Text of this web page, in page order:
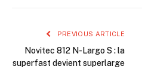
PREVIOUS ARTICLE
Novitec 812 N-Largo S : la
superfast devient superlarge